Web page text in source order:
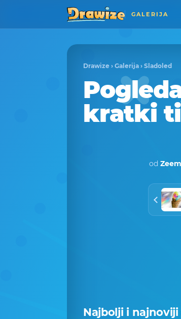
GALERIJA
Drawize › Galerija › Sladoled
kratki
od
Najbolji i najnoviji